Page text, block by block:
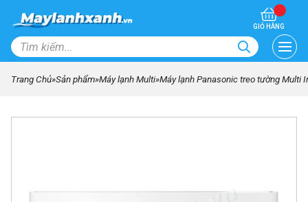
GIỎ HÀNG
Trang Chủ»Sản phẩm»Máy lạnh Multi»Máy lạnh Panasonic treo tường Multi